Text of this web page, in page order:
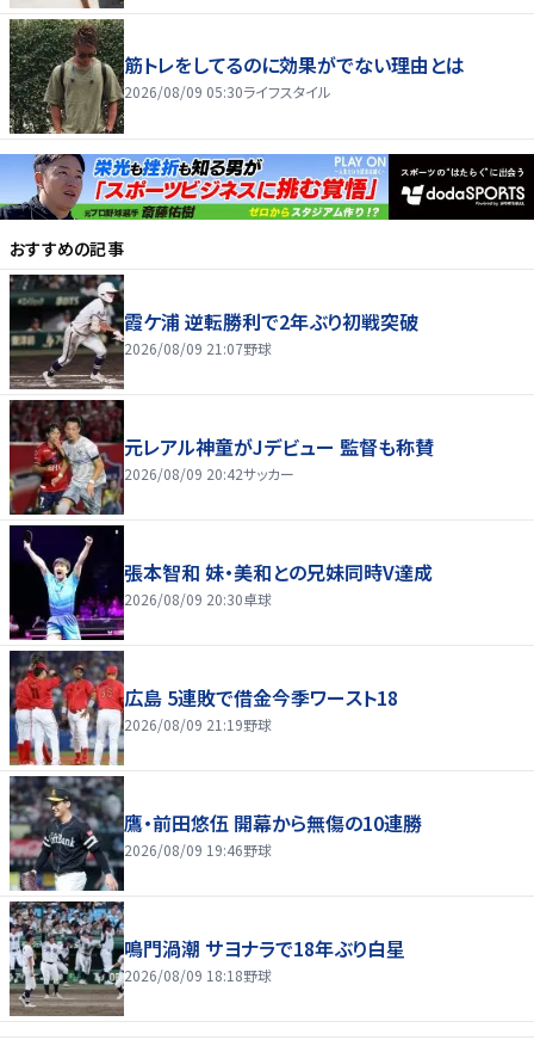
筋トレをしてるのに効果がでない理由とは
2026/08/09 05:30ライフスタイル
おすすめの記事
霞ケ浦 逆転勝利で2年ぶり初戦突破
2026/08/09 21:07野球
元レアル神童がJデビュー 監督も称賛
2026/08/09 20:42サッカー
張本智和 妹・美和との兄妹同時V達成
2026/08/09 20:30卓球
広島 5連敗で借金今季ワースト18
2026/08/09 21:19野球
鷹・前田悠伍 開幕から無傷の10連勝
2026/08/09 19:46野球
鳴門渦潮 サヨナラで18年ぶり白星
2026/08/09 18:18野球